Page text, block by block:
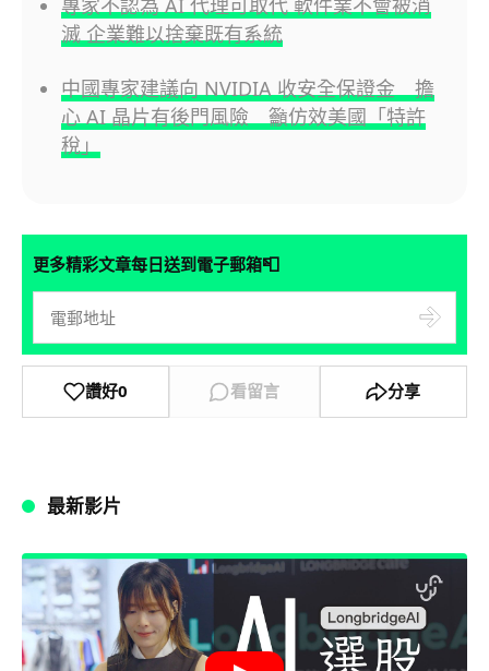
專家不認為 AI 代理可取代 軟件業不會被消
滅 企業難以捨棄既有系統
中國專家建議向 NVIDIA 收安全保證金 擔
心 AI 晶片有後門風險 籲仿效美國「特許
稅」
更多精彩文章每日送到電子郵箱📮
讚好0 看留言 分享
最新影片